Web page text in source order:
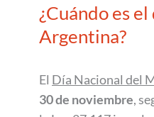
¿Cuándo es
Argentina?
El Día Nacional del
30 de noviembre,